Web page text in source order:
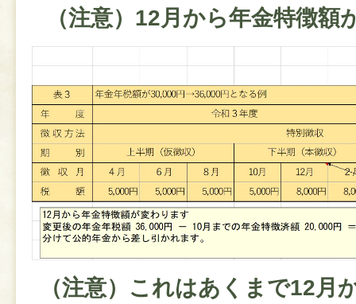
（注意）12月から年金特徴額
（注意）これはあくまで12月